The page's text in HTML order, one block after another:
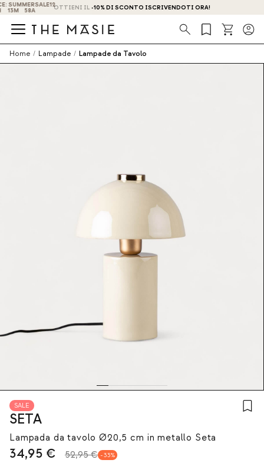
OTTIENI IL -10% DI SCONTO ISCRIVENDOTI ORA!
Ricerca
Home / Lampade / Lampade da Tavolo
SALE
SETA
Lampada da tavolo Ø20,5 cm in metallo Seta
34,95 € 52,95 € 33